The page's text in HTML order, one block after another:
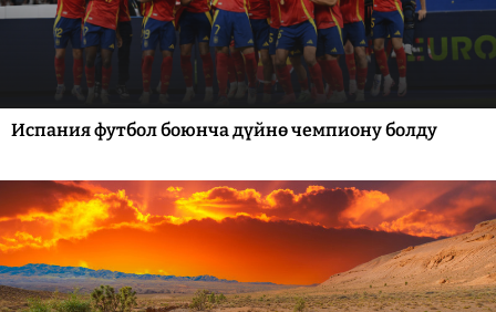
Испания футбол боюнча дүйнө чемпиону болду